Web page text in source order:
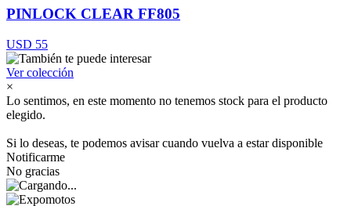
PINLOCK CLEAR FF805
USD 55
Ver colección
×
Lo sentimos, en este momento no tenemos stock para el producto
elegido.
Si lo deseas, te podemos avisar cuando vuelva a estar disponible
Notificarme
No gracias